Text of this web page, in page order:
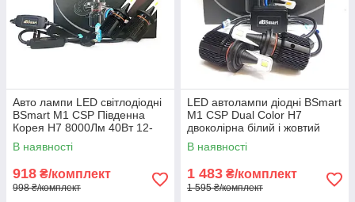
Авто лампи LED світлодіодні
BSmart M1 CSP Південна
Корея H7 8000Лм 40Вт 12-
24В
В наявності
918 ₴/комплект
998 ₴/комплект
LED автолампи діодні BSmart
M1 CSP Dual Color H7
двоколірна білий і жовтий
8000Лм 40Вт 12-24В
В наявності
1 483 ₴/комплект
1 595 ₴/комплект